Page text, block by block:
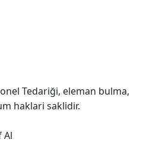
Tedariği, eleman bulma,
haklari saklidir.
Al